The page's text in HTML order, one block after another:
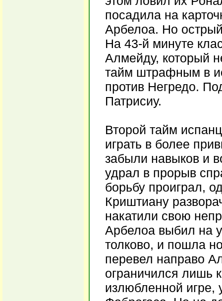
посадила на
Арбелоа. Но
На 43-й минуте
Алмейду, который
тайм штрафным в
против Негредо.
Патрисиу.
Второй тайм
играть в более
забыли навыков и
удрал в прорыв
борьбу проиграл,
Криштиану
накатили свою
Арбелоа выбил на
толково, и пошла
перевел направо
ограничился лишь
излюбленной игре,